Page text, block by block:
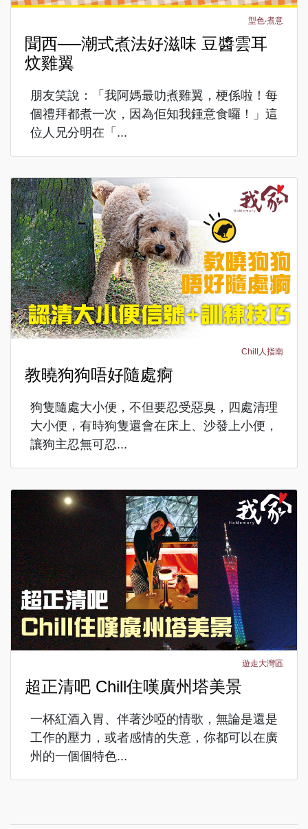
型色‧煮意
聞西──潮式煮法好滋味 豆醬雲耳
炆雞翼
朋友笑說：「我阿媽最叻煮雞翼，梗係啦！每
個禮拜都煮一次，因為佢知我鍾意食囉！」這
位人兄分明在「...
Chill人指南
教曉狗狗唔好隨處痾
狗隻隨處大小便，不但要忍受惡臭，四處清理
大小便，有時狗隻還會在床上、沙發上小便，
讓狗主忍無可忍...
遊走大灣區
超正清吧 Chill住嘆廣州塔美景
一杯紅酒入胃、伴著沙啞的情歌，無論是還是
工作的壓力，或者感情的失意，你都可以在廣
州的一個個特色...